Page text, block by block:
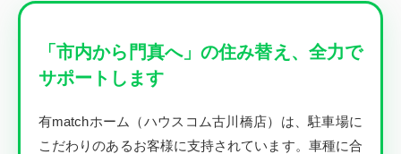
「市内から門真へ」の住み替え、全力で
サポートします
有matchホーム（ハウスコム古川橋店）は、駐車場に
こだわりのあるお客様に支持されています。車種に合